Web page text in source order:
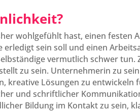
wohlgefühlt hast, einen festen
sein soll und einen
vermutlich schwer tun.
zu sein. Unternehmerin zu
kreative Lösungen zu entwickeln
und schriftlicher
Bildung im Kontakt zu sein,